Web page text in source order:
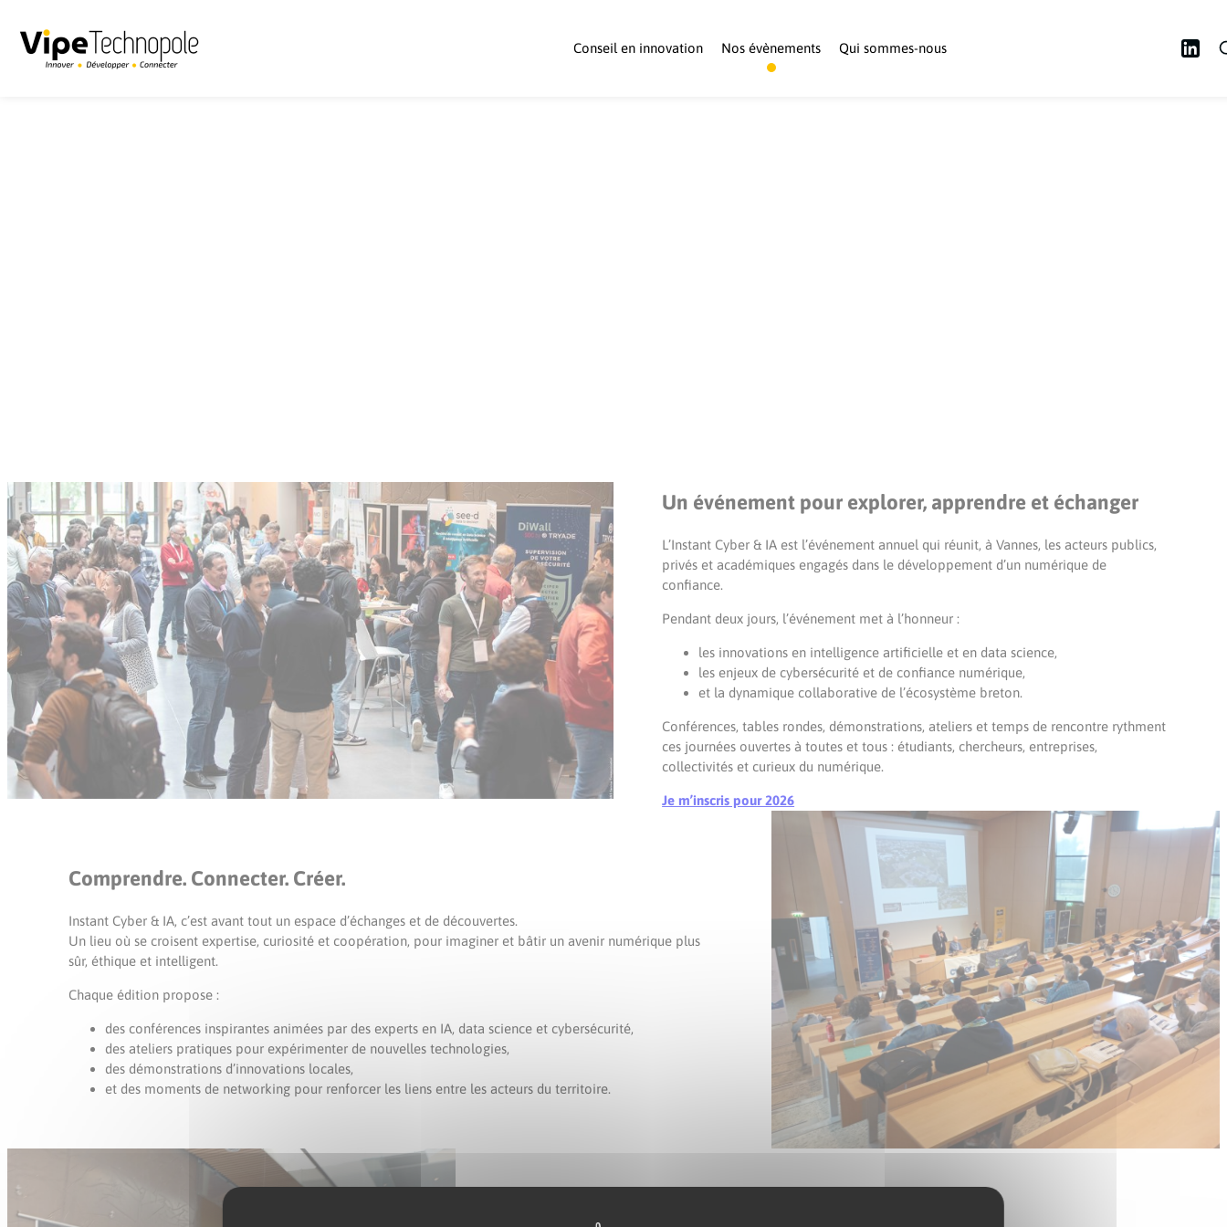
Conseil en innovation Nos évènements Qui sommes-nous
Un événement pour explorer, apprendre et échanger
L’Instant Cyber & IA est l’événement annuel qui réunit, à Vannes, les acteurs publics,
privés et académiques engagés dans le développement d’un numérique de
confiance.
Pendant deux jours, l’événement met à l’honneur :
les innovations en intelligence artificielle et en data science,
les enjeux de cybersécurité et de confiance numérique,
et la dynamique collaborative de l’écosystème breton.
Conférences, tables rondes, démonstrations, ateliers et temps de rencontre rythment
ces journées ouvertes à toutes et tous : étudiants, chercheurs, entreprises,
collectivités et curieux du numérique.
Je m’inscris pour 2026
Comprendre. Connecter. Créer.
Instant Cyber & IA, c’est avant tout un espace d’échanges et de découvertes.
Un lieu où se croisent expertise, curiosité et coopération, pour imaginer et bâtir un avenir numérique plus
sûr, éthique et intelligent.
Chaque édition propose :
des conférences inspirantes animées par des experts en IA, data science et cybersécurité,
des ateliers pratiques pour expérimenter de nouvelles technologies,
des démonstrations d’innovations locales,
et des moments de networking pour renforcer les liens entre les acteurs du territoire.